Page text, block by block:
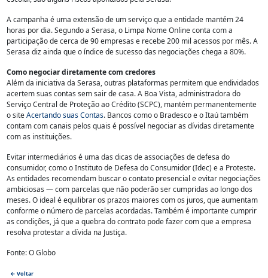
A campanha é uma extensão de um serviço que a entidade mantém 24
horas por dia. Segundo a Serasa, o Limpa Nome Online conta com a
participação de cerca de 90 empresas e recebe 200 mil acessos por mês. A
Serasa diz ainda que o índice de sucesso das negociações chega a 80%.
Como negociar diretamente com credores
Além da iniciativa da Serasa, outras plataformas permitem que endividados
acertem suas contas sem sair de casa. A Boa Vista, administradora do
Serviço Central de Proteção ao Crédito (SCPC), mantém permanentemente
o siteAcertando suas Contas. Bancos como o Bradesco e o Itaú também
contam com canais pelos quais é possível negociar as dívidas diretamente
com as instituições.
Evitar intermediários é uma das dicas de associações de defesa do
consumidor, como o Instituto de Defesa do Consumidor (Idec) e a Proteste.
As entidades recomendam buscar o contato presencial e evitar negociações
ambiciosas — com parcelas que não poderão ser cumpridas ao longo dos
meses. O ideal é equilibrar os prazos maiores com os juros, que aumentam
conforme o número de parcelas acordadas. Também é importante cumprir
as condições, já que a quebra do contrato pode fazer com que a empresa
resolva protestar a dívida na Justiça.
Fonte: O Globo
← Voltar